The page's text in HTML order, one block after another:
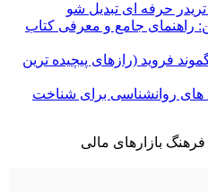
تریدر حرفه ای تبدیل شو
راهنمای جامع و معرفی کتاب
فروید (رازهای پیچیده ترین
های روانشناسی برای شناخت
بازارهای مالی